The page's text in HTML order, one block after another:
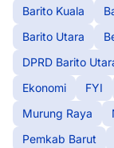
Barito Kuala
Barito Utara
DPRD Barito
Ekonomi
FYI
Murung Raya
Pemkab Barut